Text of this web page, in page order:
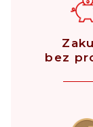
bez